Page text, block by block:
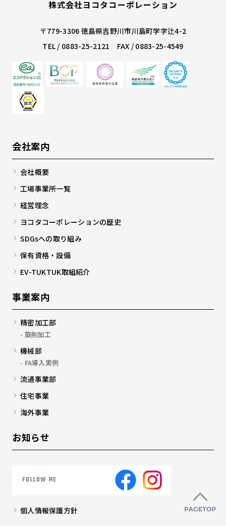
株式会社ヨコタコーポレーション
〒779-3306 徳島県吉野川市川島町学字辻4-2
TEL / 0883-25-2121 FAX / 0883-25-4549
会社案内
会社概要
工場事業所一覧
経営理念
ヨコタコーポレーションの歴史
SDGsへの取り組み
保有資格・設備
EV-TUKTUK取組紹介
事業案内
精密加工部
旋削加工
機械部
FA導入実例
流通事業部
住宅事業
海外事業
お知らせ
FOLLOW ME
個人情報保護方針